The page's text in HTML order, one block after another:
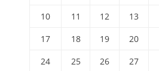
10
11 12 13
17
18 19 20
24
25 26 27